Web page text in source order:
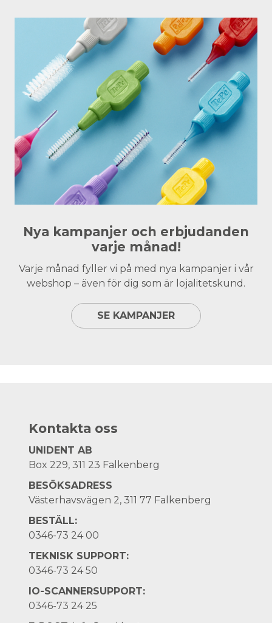
Nya kampanjer och erbjudanden
varje månad!
Varje månad fyller vi på med nya kampanjer i vår
webshop – även för dig som är lojalitetskund.
SE KAMPANJER
Kontakta oss
UNIDENT AB
Box 229, 311 23 Falkenberg
BESÖKSADRESS
Västerhavsvägen 2, 311 77 Falkenberg
BESTÄLL:
0346-73 24 00
TEKNISK SUPPORT:
0346-73 24 50
IO-SCANNERSUPPORT:
0346-73 24 25